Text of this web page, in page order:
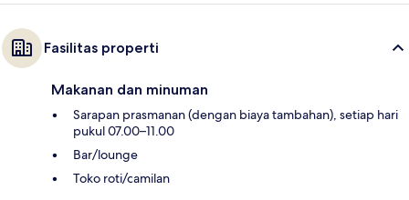
Fasilitas properti
Makanan dan minuman
Sarapan prasmanan (dengan biaya tambahan), setiap hari
pukul 07.00–11.00
Bar/lounge
Toko roti/camilan